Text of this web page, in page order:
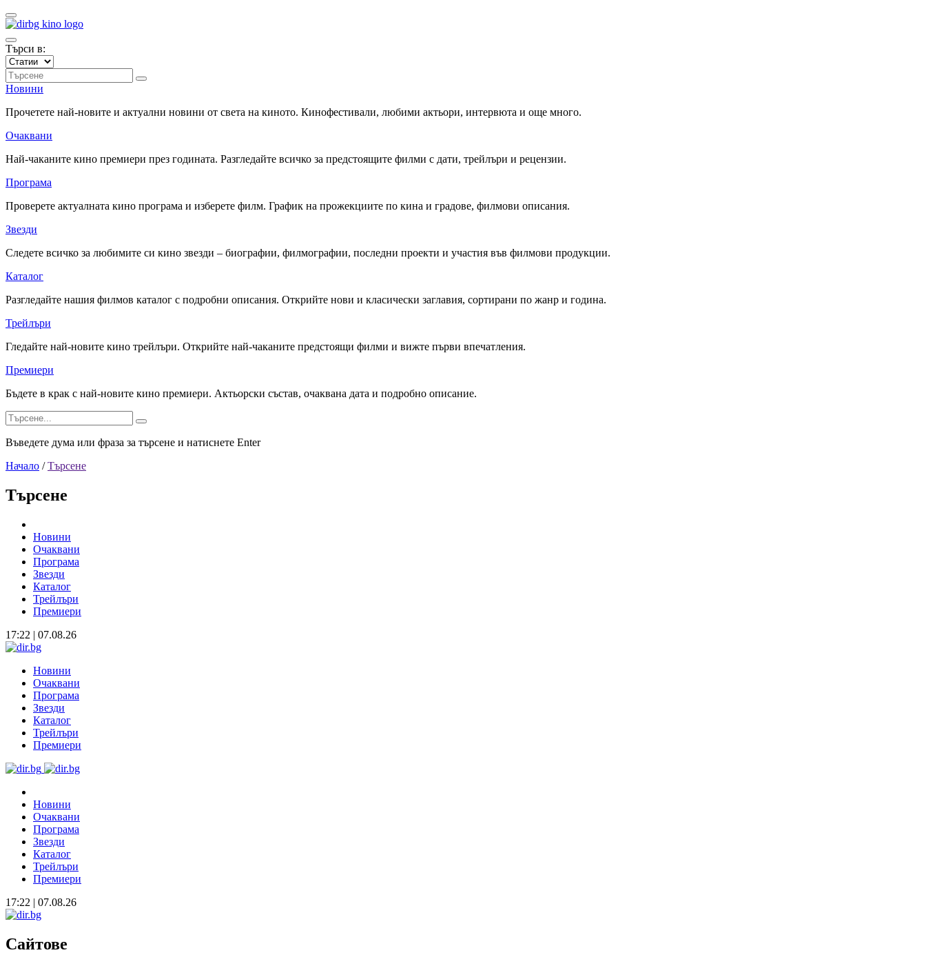
Търси в:
Новини
Прочетете най-новите и актуални новини от света на киното. Кинофестивали, любими актьори, интервюта и още много.
Очаквани
Най-чаканите кино премиери през годината. Разгледайте всичко за предстоящите филми с дати, трейлъри и рецензии.
Програма
Проверете актуалната кино програма и изберете филм. График на прожекциите по кина и градове, филмови описания.
Звезди
Следете всичко за любимите си кино звезди – биографии, филмографии, последни проекти и участия във филмови продукции.
Каталог
Разгледайте нашия филмов каталог с подробни описания. Открийте нови и класически заглавия, сортирани по жанр и година.
Трейлъри
Гледайте най-новите кино трейлъри. Открийте най-чаканите предстоящи филми и вижте първи впечатления.
Премиери
Бъдете в крак с най-новите кино премиери. Актьорски състав, очаквана дата и подробно описание.
Въведете дума или фраза за търсене и натиснете Enter
Начало / Търсене
Търсене
Новини
Очаквани
Програма
Звезди
Каталог
Трейлъри
Премиери
17:22 | 07.08.26
Новини
Очаквани
Програма
Звезди
Каталог
Трейлъри
Премиери
Новини
Очаквани
Програма
Звезди
Каталог
Трейлъри
Премиери
17:22 | 07.08.26
Сайтове